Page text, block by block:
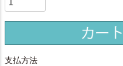
支払方法